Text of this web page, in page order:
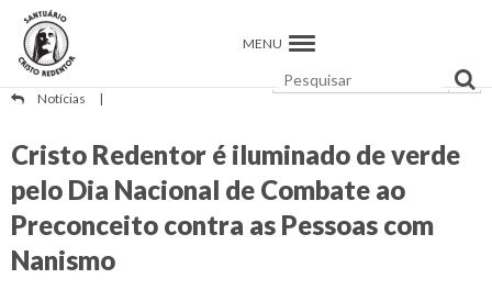
MENU
Notícias |
Cristo Redentor é iluminado de verde
pelo Dia Nacional de Combate ao
Preconceito contra as Pessoas com
Nanismo